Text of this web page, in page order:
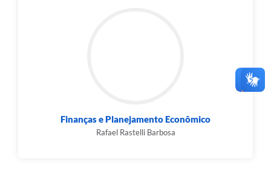
Finanças e Planejamento Econômico
Rafael Rastelli Barbosa